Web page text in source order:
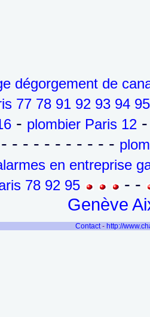
dégorgement de
77 78 91 92 93 94 95
- plombier Paris 12
- - - - - - - - - -
en entreprise
78 92 95
- -
Genève
Contact- http://